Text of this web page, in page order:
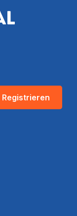
Registrieren